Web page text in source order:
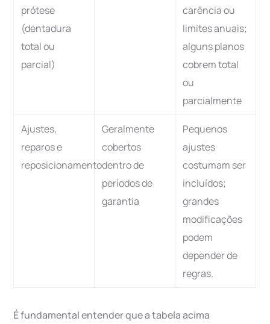
prótese
(dentadura
total ou
parcial)
carência ou
limites anuais;
alguns planos
cobrem total
ou
parcialmente
Ajustes,
reparos e
reposicionamento
Geralmente
cobertos
dentro de
períodos de
garantia
Pequenos
ajustes
costumam ser
incluídos;
grandes
modificações
podem
depender de
regras.
É fundamental entender que a tabela acima